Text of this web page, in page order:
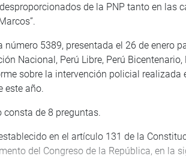
de la PNP tanto en las
número 5389, presentada el 26 de enero
Nacional, Perú Libre, Perú
sobre la intervención policial
este año.
consta de 8 preguntas.
en el artículo 131 de la
del Congreso de la República, en la